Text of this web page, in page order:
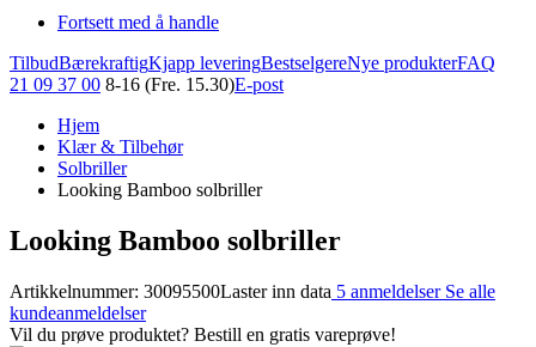
Fortsett med å handle
TilbudBærekraftigKjapp leveringBestselgereNye produkterFAQ
21 09 37 00 8-16 (Fre. 15.30)E-post
Hjem
Klær & Tilbehør
Solbriller
Looking Bamboo solbriller
Looking Bamboo solbriller
Artikkelnummer: 30095500Laster inn data 5 anmeldelser Se alle
kundeanmeldelser
Vil du prøve produktet? Bestill en gratis vareprøve!